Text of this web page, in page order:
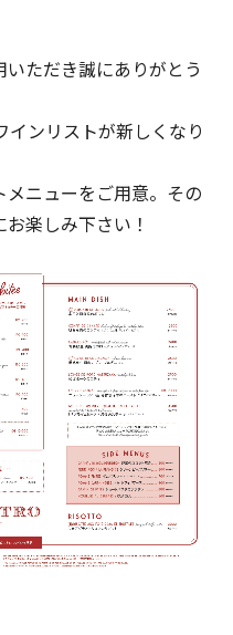
ただき誠にありがとう
ンリストが新しくなり
ニューをご用意。その
楽しみ下さい！